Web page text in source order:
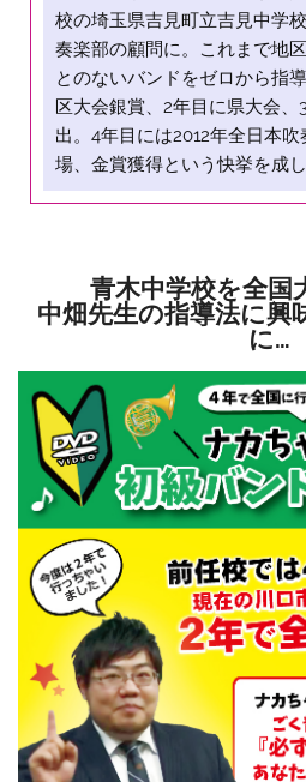
校の埼玉県吉見町立吉見中学
奏楽部の顧問に。これまで地
とのないバンドをゼロから指
区大会銀賞、2年目に県大会、
出。4年目には2012年全日本
場、金賞獲得という快挙を成し
青木中学校を全国
中畑先生の指導法に興
に…